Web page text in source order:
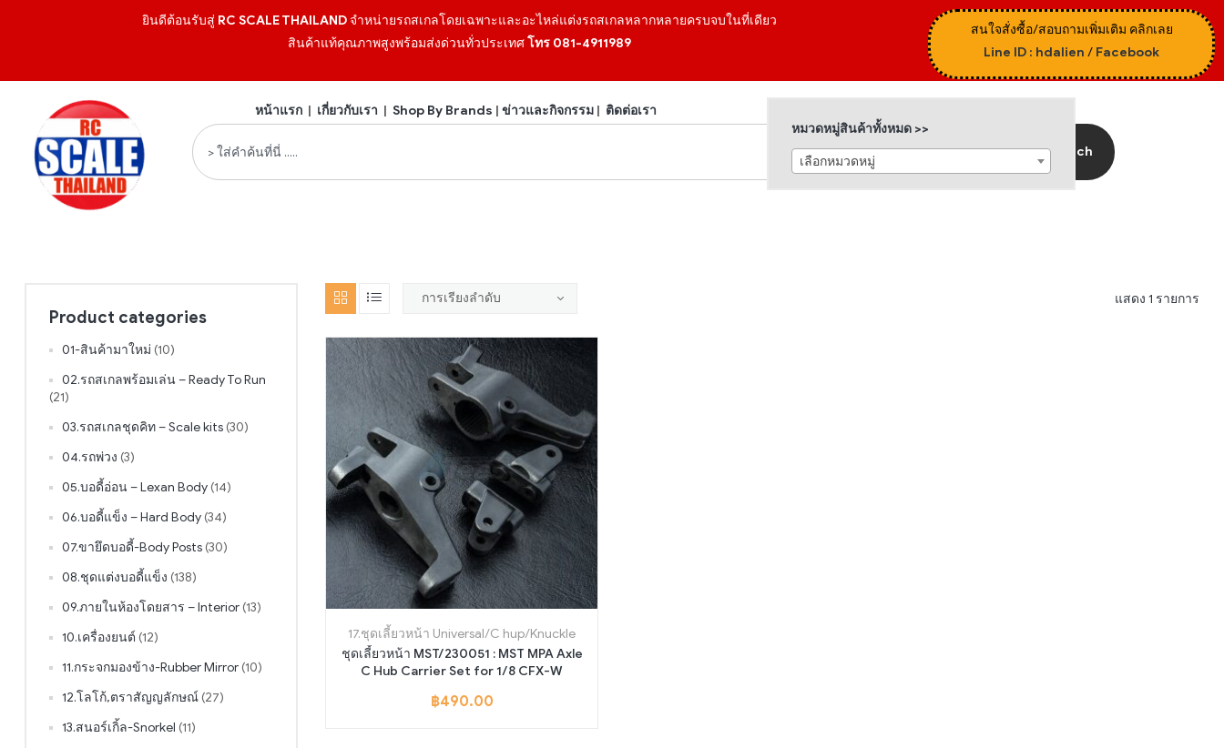
ยินดีต้อนรับสู่ RC SCALE THAILANDจำหน่ายรถสเกลโดยเฉพาะและอะไหล่แต่งรถสเกลหลากหลายครบจบในที่เดียว
สินค้าแท้คุณภาพสูงพร้อมส่งด่วนทั่วประเทศโทร 081-4911989
สนใจสั่งซื้อ/สอบถามเพิ่มเติม คลิกเลย
Line ID : hdalien / Facebook
หน้าแรก| เกี่ยวกับเรา | Shop By Brands | ข่าวและกิจกรรม| ติดต่อเรา
Search
หมวดหมู่สินค้าทั้งหมด >>
เลือกหมวดหมู่
แสดง 1 รายการ
17.ชุดเลี้ยวหน้า Universal/C hup/Knuckle
ชุดเลี้ยวหน้า MST/230051 : MST MPA Axle
C Hub Carrier Set for 1/8 CFX-W
฿490.00
Product categories
01-สินค้ามาใหม่ (10)
02.รถสเกลพร้อมเล่น – Ready To Run
(21)
03.รถสเกลชุดคิท – Scale kits (30)
04.รถพ่วง (3)
05.บอดี้อ่อน – Lexan Body (14)
06.บอดี้แข็ง – Hard Body (34)
07.ขายึดบอดี้-Body Posts (30)
08.ชุดแต่งบอดี้แข็ง (138)
09.ภายในห้องโดยสาร – Interior (13)
10.เครื่องยนต์ (12)
11.กระจกมองข้าง-Rubber Mirror (10)
12.โลโก้,ตราสัญญลักษณ์ (27)
13.สนอร์เกิ้ล-Snorkel (11)